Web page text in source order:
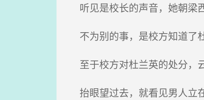
听见是校长的声音，她朝梁
不为别的事，是校方知道了
至于校方对杜兰英的处分，
抬眼望过去，就看见男人立